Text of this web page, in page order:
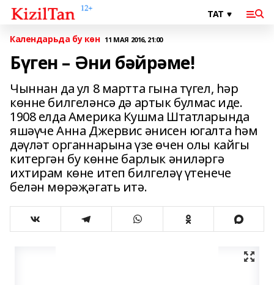
Календарьда бу көн 11 МАЯ 2016, 21:00
Бүген – Әни бәйрәме!
Чыннан да ул 8 мартта гына түгел, һәр
көнне билгеләнсә дә артык булмас иде.
1908 елда Америка Кушма Штатларында
яшәүче Анна Джервис әнисен югалта һәм
дәүләт органнарына үзе өчен олы кайгы
китергән бу көнне барлык әниләргә
ихтирам көне итеп билгеләү үтенече
белән мөрәҗәгать итә.